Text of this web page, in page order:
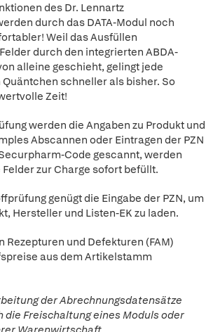
des Dr. Lennartz
durch das DATA-Modul noch
Weil das Ausfüllen
durch den integrierten ABDA-
alleine geschieht, gelingt jede
schneller als bisher. So
Zeit!
werden die Angaben zu Produkt und
Abscannen oder Eintragen der PZN
Code gescannt, werden
zur Charge sofort befüllt.
genügt die Eingabe der PZN, um
Hersteller und Listen-EK zu laden.
Rezepturen und Defekturen (FAM)
aus dem Artikelstamm
der Abrechnungsdatensätze
Freischaltung eines Moduls oder